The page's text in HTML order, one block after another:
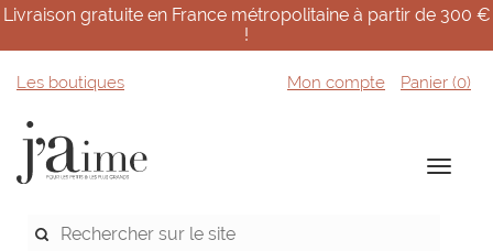
Livraison gratuite en France métropolitaine à partir de 300 €
!
Les boutiques Mon compte Panier (0)